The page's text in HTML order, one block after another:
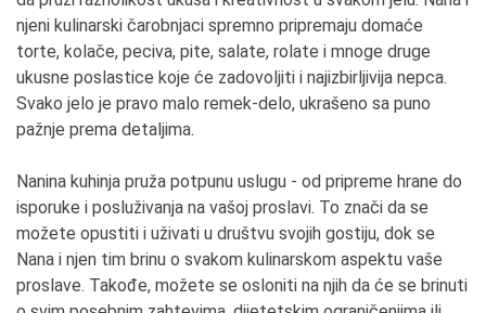
njeni kulinarski čarobnjaci spremno pripremaju domaće
torte, kolače, peciva, pite, salate, rolate i mnoge druge
ukusne poslastice koje će zadovoljiti i najizbirljivija nepca.
Svako jelo je pravo malo remek-delo, ukrašeno sa puno
pažnje prema detaljima.
Nanina kuhinja pruža potpunu uslugu - od pripreme hrane do
isporuke i posluživanja na vašoj proslavi. To znači da se
možete opustiti i uživati u društvu svojih gostiju, dok se
Nana i njen tim brinu o svakom kulinarskom aspektu vaše
proslave. Takođe, možete se osloniti na njih da će se brinuti